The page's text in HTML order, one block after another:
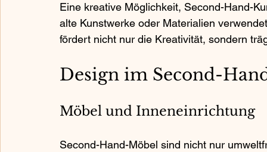
Eine kreative Möglichkeit, Second-Hand-
alte Kunstwerke oder Materialien
fördert nicht nur die Kreativität, sondern
Design im Second-
Möbel und Inneneinrichtung
Second-Hand-Möbel sind nicht nur